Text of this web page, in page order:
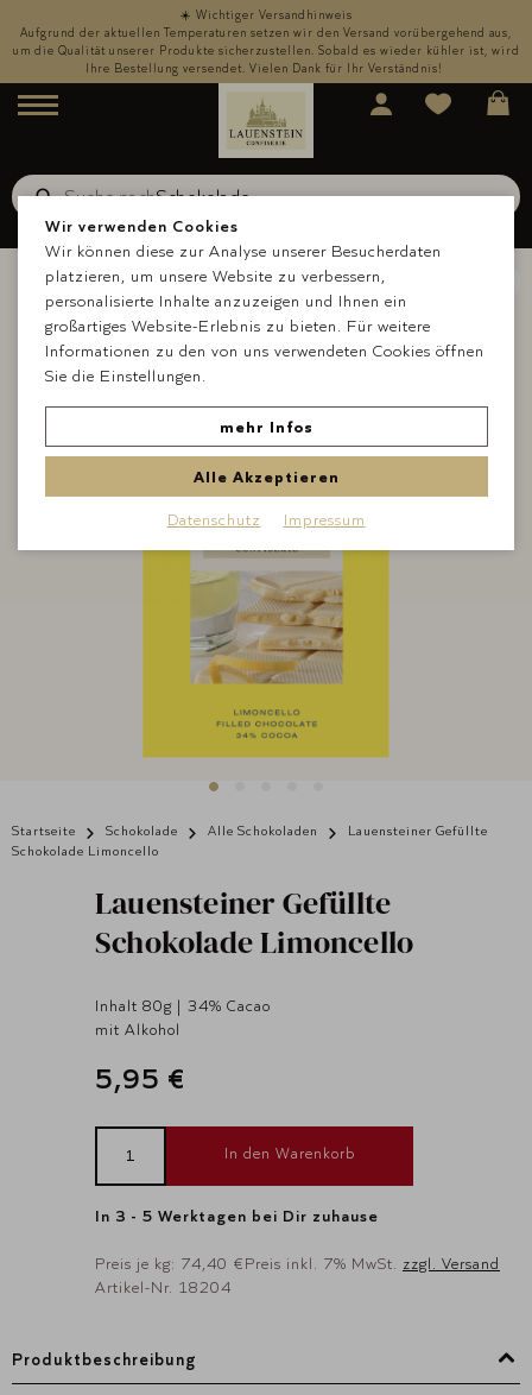
☀️ Wichtiger Versandhinweis
Aufgrund der aktuellen Temperaturen setzen wir den Versand vorübergehend aus,
um die Qualität unserer Produkte sicherzustellen. Sobald es wieder kühler ist, wird
Ihre Bestellung versendet. Vielen Dank für Ihr Verständnis!
Menü
Suche nachSchokolade
Startseite Schokolade Alle Schokoladen
Lauensteiner Gefüllte
Schokolade Limoncello
LauensteinerGefüllte
Schokolade Limoncello
Inhalt 80g | 34% Cacao
mit Alkohol
5,95 €
In den Warenkorb
In 3 - 5 Werktagen bei Dir zuhause
Preis je kg: 74,40 €Preis inkl. 7% MwSt. zzgl. Versand
Artikel-Nr. 18204
Produktbeschreibung
Wir verwenden Cookies
Wir können diese zur Analyse unserer Besucherdaten
platzieren, um unsere Website zu verbessern,
personalisierte Inhalte anzuzeigen und Ihnen ein
großartiges Website-Erlebnis zu bieten. Für weitere
Informationen zu den von uns verwendeten Cookies öffnen
Sie die Einstellungen.
mehr Infos
Alle Akzeptieren
Datenschutz Impressum